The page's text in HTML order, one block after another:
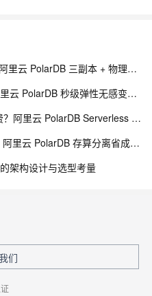
云数据库 RPO=0 是怎么做到的？阿里云 PolarDB 三副本 + 物理复制解析
数据库在线扩容业务受影响吗？阿里云 PolarDB 秒级弹性无感变配解析
云数据库 Serverless 模式怎么收费？阿里云 PolarDB Serverless 按需计费解析
100TB 数据存储在云上成本多少？阿里云 PolarDB 存算分离省成本解析
架构设计与选型考量
们